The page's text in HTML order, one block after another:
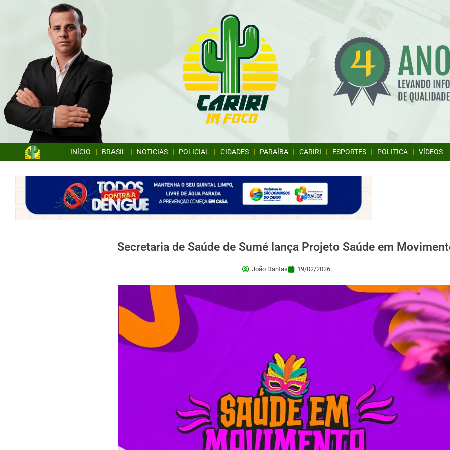
INÍCIO BRASIL NOTICIAS POLICIAL CIDADES PARAÍBA CARIRI ESPORTES POLITICA VÍDEOS
Secretaria de Saúde de Sumé lança Projeto Saúde em
João Dantas 19/02/2026